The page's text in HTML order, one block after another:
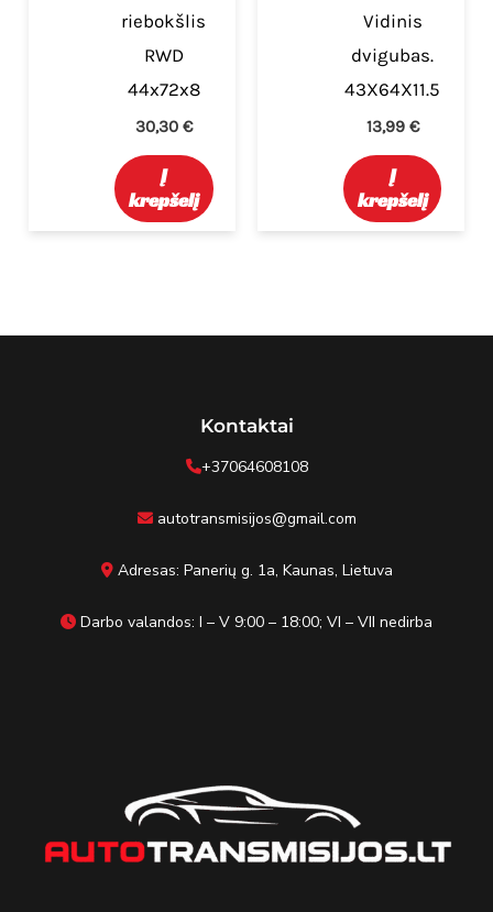
riebokšlis
RWD
44x72x8
30,30 €
Į
krepšelį
Vidinis
dvigubas.
43X64X11.5
13,99 €
Į
krepšelį
Kontaktai
+37064608108
autotransmisijos@gmail.com
Adresas: Panerių g. 1a, Kaunas, Lietuva
Darbo valandos: I – V 9:00 – 18:00; VI – VII nedirba